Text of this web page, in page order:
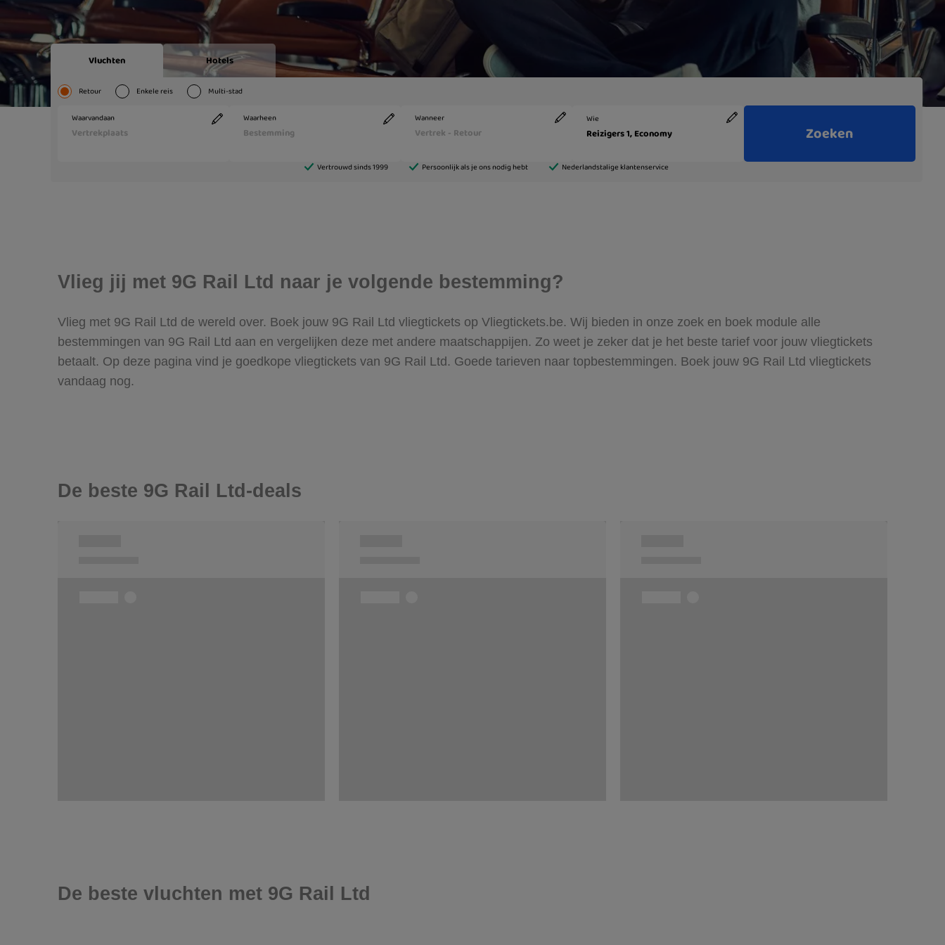
Vlieg jij met 9G Rail Ltd naar je volgende bestemming?
Vlieg met 9G Rail Ltd de wereld over. Boek jouw 9G Rail Ltd vliegtickets op Vliegtickets.be. Wij bieden in onze zoek en boek module alle
bestemmingen van 9G Rail Ltd aan en vergelijken deze met andere maatschappijen. Zo weet je zeker dat je het beste tarief voor jouw vliegtickets
betaalt. Op deze pagina vind je goedkope vliegtickets van 9G Rail Ltd. Goede tarieven naar topbestemmingen. Boek jouw 9G Rail Ltd vliegtickets
vandaag nog.
De beste 9G Rail Ltd-deals
De beste vluchten met 9G Rail Ltd